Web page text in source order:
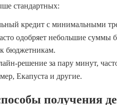
стандартных:
кредит с минимальными
одобряет небольшие суммы
бюджетникам.
решение за пару минут,
Екапуста и другие.
получения